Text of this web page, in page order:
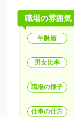
職場の雰囲気
年齢層
男女比率
職場の様子
仕事の仕方